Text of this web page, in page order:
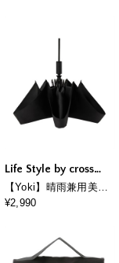
工 尿漏れ対応パンツ
メンズ 三枚組セット
Life Style by cross
marche
【Yoki】晴雨兼用美肌
傘 日傘 ユニセックス
¥2,990